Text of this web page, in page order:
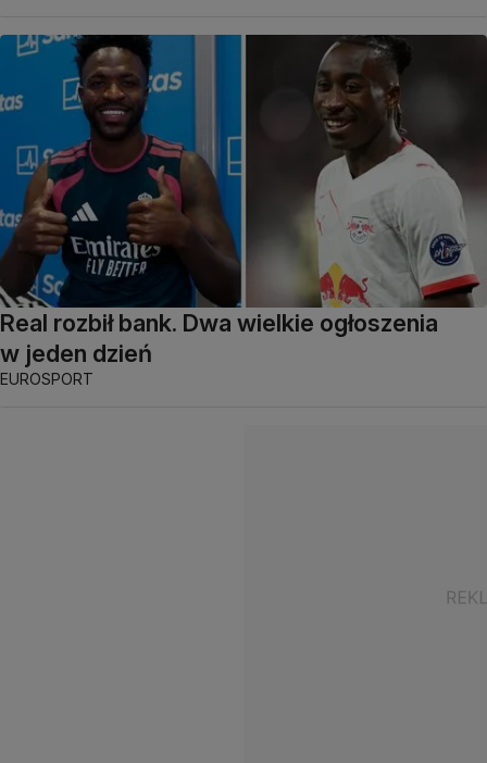
Real rozbił bank. Dwa wielkie ogłoszenia
w jeden dzień
EUROSPORT